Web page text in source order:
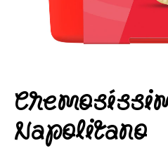
Napolitano